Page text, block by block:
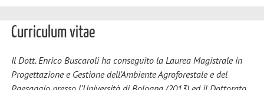
Curriculum vitae
Il Dott. Enrico Buscaroli ha conseguito la Laurea Magistrale in
Progettazione e Gestione dell'Ambiente Agroforestale e del